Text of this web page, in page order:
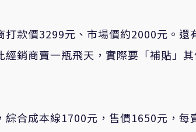
打款價3299元、市場價約2000元。
經銷商賣一瓶飛天，實際要「補貼」
綜合成本線1700元，售價1650元，